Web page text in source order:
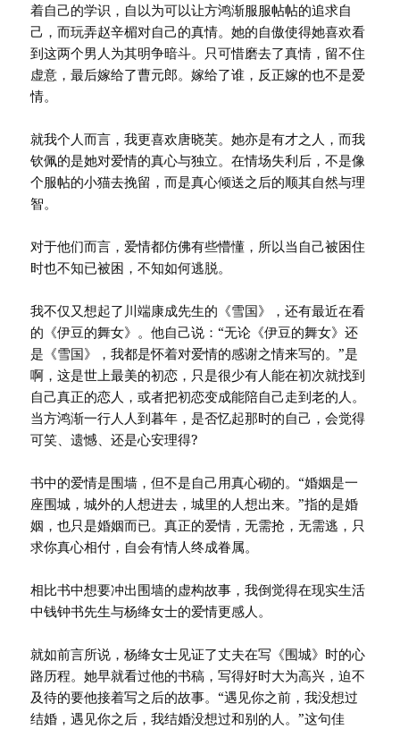
着自己的学识，自以为可以让方鸿渐服服帖帖的追求自
己，而玩弄赵辛楣对自己的真情。她的自傲使得她喜欢看
到这两个男人为其明争暗斗。只可惜磨去了真情，留不住
虚意，最后嫁给了曹元郎。嫁给了谁，反正嫁的也不是爱
情。
就我个人而言，我更喜欢唐晓芙。她亦是有才之人，而我
钦佩的是她对爱情的真心与独立。在情场失利后，不是像
个服帖的小猫去挽留，而是真心倾送之后的顺其自然与理
智。
对于他们而言，爱情都仿佛有些懵懂，所以当自己被困住
时也不知已被困，不知如何逃脱。
我不仅又想起了川端康成先生的《雪国》，还有最近在看
的《伊豆的舞女》。他自己说：“无论《伊豆的舞女》还
是《雪国》，我都是怀着对爱情的感谢之情来写的。”是
啊，这是世上最美的初恋，只是很少有人能在初次就找到
自己真正的恋人，或者把初恋变成能陪自己走到老的人。
当方鸿渐一行人人到暮年，是否忆起那时的自己，会觉得
可笑、遗憾、还是心安理得?
书中的爱情是围墙，但不是自己用真心砌的。“婚姻是一
座围城，城外的人想进去，城里的人想出来。”指的是婚
姻，也只是婚姻而已。真正的爱情，无需抢，无需逃，只
求你真心相付，自会有情人终成眷属。
相比书中想要冲出围墙的虚构故事，我倒觉得在现实生活
中钱钟书先生与杨绛女士的爱情更感人。
就如前言所说，杨绛女士见证了丈夫在写《围城》时的心
路历程。她早就看过他的书稿，写得好时大为高兴，迫不
及待的要他接着写之后的故事。“遇见你之前，我没想过
结婚，遇见你之后，我结婚没想过和别的人。”这句佳